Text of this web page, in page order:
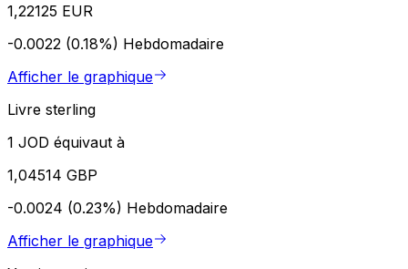
1,22125 EUR
-0.0022 (0.18%) Hebdomadaire
Afficher le graphique
Livre sterling
1 JOD équivaut à
1,04514 GBP
-0.0024 (0.23%) Hebdomadaire
Afficher le graphique